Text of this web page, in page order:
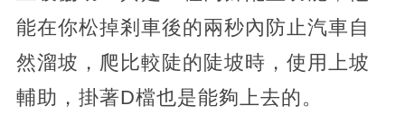
能在你松掉剎車後的兩秒內防止汽車自
然溜坡，爬比較陡的陡坡時，使用上坡
輔助，掛著D檔也是能夠上去的。